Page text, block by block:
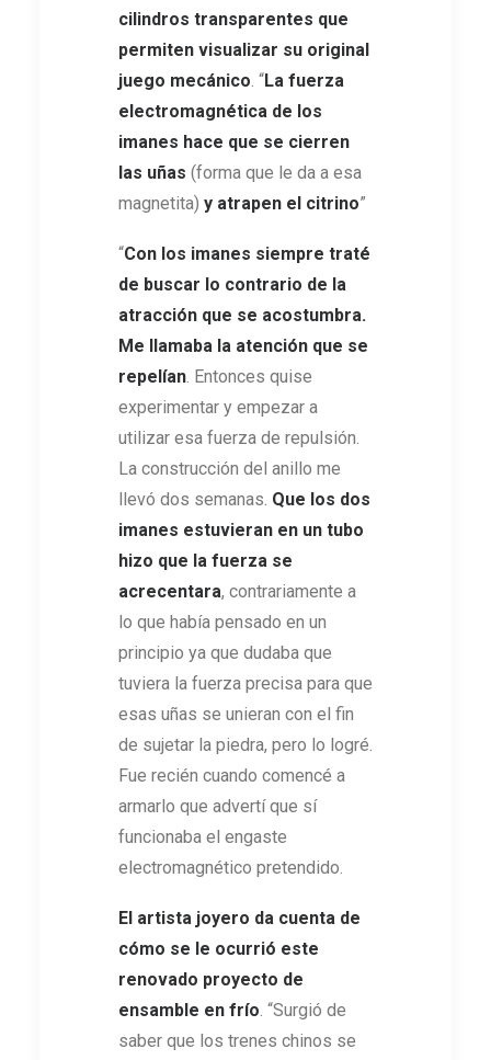
cilindros transparentes que
permiten visualizar su original
juego mecánico. “La fuerza
electromagnética de los
imanes hace que se cierren
las uñas (forma que le da a esa
magnetita) y atrapen el citrino”
“Con los imanes siempre traté
de buscar lo contrario de la
atracción que se acostumbra.
Me llamaba la atención que se
repelían. Entonces quise
experimentar y empezar a
utilizar esa fuerza de repulsión.
La construcción del anillo me
llevó dos semanas. Que los dos
imanes estuvieran en un tubo
hizo que la fuerza se
acrecentara, contrariamente a
lo que había pensado en un
principio ya que dudaba que
tuviera la fuerza precisa para que
esas uñas se unieran con el fin
de sujetar la piedra, pero lo logré.
Fue recién cuando comencé a
armarlo que advertí que sí
funcionaba el engaste
electromagnético pretendido.
El artista joyero da cuenta de
cómo se le ocurrió este
renovado proyecto de
ensamble en frío. “Surgió de
saber que los trenes chinos se